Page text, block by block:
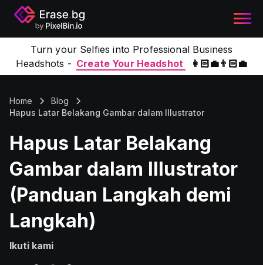
Turn your Selfies into Professional Business
Headshots - Create Your Headshot 👩🏻‍💼👨🏻‍💼
Home
Blog
Hapus Latar Belakang Gambar dalam Illustrator
Hapus Latar Belakang
Gambar dalam Illustrator
(Panduan Langkah demi
Langkah)
Ikuti kami